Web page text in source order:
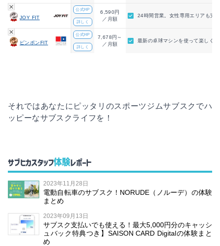
JOY FIT
公式HP
詳しく
6,590円
／月額
24時間営業。女性専用エリアも完備
ピンポンFIT
公式HP
詳しく
7,678円～
／月額
最新の卓球マシンを使って楽しく
それではあなたにピッタリのスポーツジムサブスクでハ
ッピーなサブスクライフを！
サブヒカスタッフ体験レポート
2023年11月28日
電動自転車のサブスク！NORUDE（ノルーデ）の体験
まとめ
2023年09月13日
サブスク支払いでも使える！最大5,000円分のキャッシ
ュバック特典つき】SAISON CARD Digitalの体験まと
め